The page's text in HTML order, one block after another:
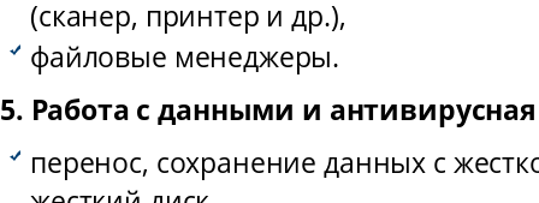
(сканер, принтер и др.),
файловые менеджеры.
5. Работа с данными и
перенос, сохранение данных с